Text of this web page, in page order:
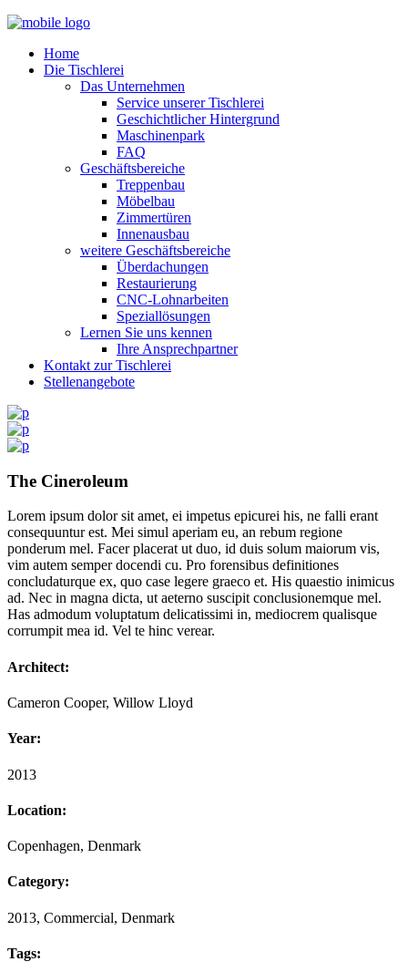
Home
Die Tischlerei
Das Unternehmen
Service unserer Tischlerei
Geschichtlicher Hintergrund
Maschinenpark
FAQ
Geschäftsbereiche
Treppenbau
Möbelbau
Zimmertüren
Innenausbau
weitere Geschäftsbereiche
Überdachungen
Restaurierung
CNC-Lohnarbeiten
Speziallösungen
Lernen Sie uns kennen
Ihre Ansprechpartner
Kontakt zur Tischlerei
Stellenangebote
The Cineroleum
Lorem ipsum dolor sit amet, ei impetus epicurei his, ne falli erant
consequuntur est. Mei simul aperiam eu, an rebum regione
ponderum mel. Facer placerat ut duo, id duis solum maiorum vis,
vim autem semper docendi cu. Pro forensibus definitiones
concludaturque ex, quo case legere graeco et. His quaestio inimicus
ad. Nec in magna dicta, ut aeterno suscipit conclusionemque mel.
Has admodum voluptatum delicatissimi in, mediocrem qualisque
corrumpit mea id. Vel te hinc verear.
Architect:
Cameron Cooper, Willow Lloyd
Year:
2013
Location:
Copenhagen, Denmark
Category:
2013, Commercial, Denmark
Tags: